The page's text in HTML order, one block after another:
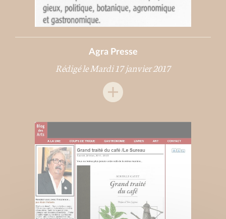
Agra Presse
Rédigé le Mardi 17 janvier 2017